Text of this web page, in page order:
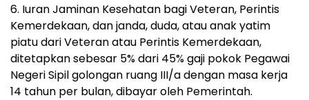
6. Iuran Jaminan Kesehatan bagi Veteran, Perintis
Kemerdekaan, dan janda, duda, atau anak yatim
piatu dari Veteran atau Perintis Kemerdekaan,
ditetapkan sebesar 5% dari 45% gaji pokok Pegawai
Negeri Sipil golongan ruang III/a dengan masa kerja
14 tahun per bulan, dibayar oleh Pemerintah.